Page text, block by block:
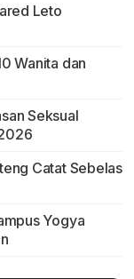
Leto
Wanita dan
Seksual
Catat Sebelas
Yogya